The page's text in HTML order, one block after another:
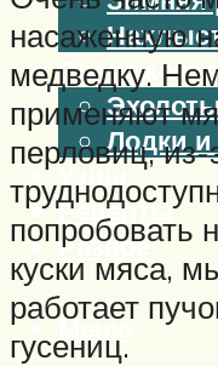
Лодки
Узлы
Рецепты
Разное
Меню
насаженную
медведку.
применяют
перловиц, из-
попробовать
куски мяса,
работает
гусениц.